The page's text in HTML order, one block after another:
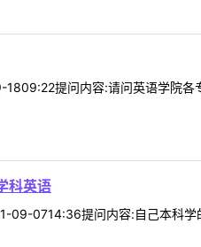
提问内容:请问英语学院各
科英语
0714:36提问内容:自己本科